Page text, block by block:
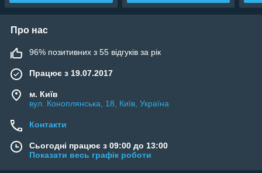
Про нас
96% позитивних з 55 відгуків за рік
Працює з 19.07.2017
м. Київ
вул. Коноплянська, 18, Київ, Україна
Контакти
Сьогодні працює з 09:00 до 13:00
Показати весь графік роботи